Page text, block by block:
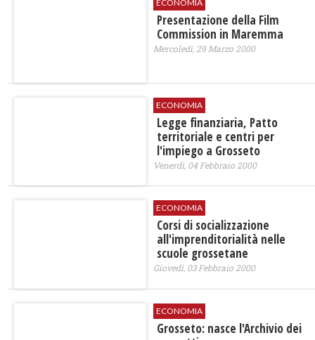
ECONOMIA
Presentazione della Film
Commission in Maremma
Mercoledì, 29 Marzo 2000
ECONOMIA
Legge finanziaria, Patto
territoriale e centri per
l'impiego a Grosseto
Venerdì, 04 Febbraio 2000
ECONOMIA
Corsi di socializzazione
all'imprenditorialità nelle
scuole grossetane
Giovedì, 03 Febbraio 2000
ECONOMIA
Grosseto: nasce l'Archivio dei